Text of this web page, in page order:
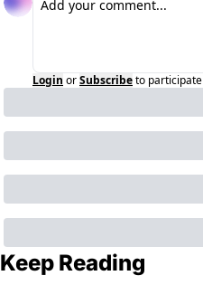
Login orSubscribeto participate
Keep Reading